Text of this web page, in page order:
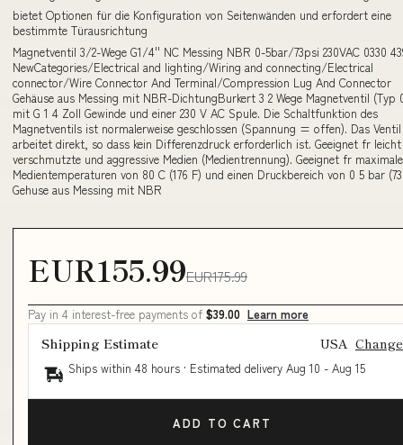
bietet Optionen für die Konfiguration von Seitenwänden und erfordert eine
bestimmte Türausrichtung
Magnetventil 3/2-Wege G1/4'' NC Messing NBR 0-5bar/73psi 230VAC 0330
NewCategories/Electrical and lighting/Wiring and connecting/Electrical
connector/Wire Connector And Terminal/Compression Lug And Connector
Gehäuse aus Messing mit NBR-DichtungBurkert 3 2 Wege Magnetventil (Typ
mit G 1 4 Zoll Gewinde und einer 230 V AC Spule. Die Schaltfunktion des
Magnetventils ist normalerweise geschlossen (Spannung = offen). Das Ventil
arbeitet direkt, so dass kein Differenzdruck erforderlich ist. Geeignet fr leicht
verschmutzte und aggressive Medien (Medientrennung). Geeignet fr maximale
Medientemperaturen von 80 C (176 F) und einen Druckbereich von 0 5 bar
Gehuse aus Messing mit NBR
EUR155.99EUR175.99
Pay in 4 interest-free payments of $39.00 Learn more
Shipping Estimate USA Change
Ships within 48 hours · Estimated delivery Aug 10 - Aug 15
ADD TO CART